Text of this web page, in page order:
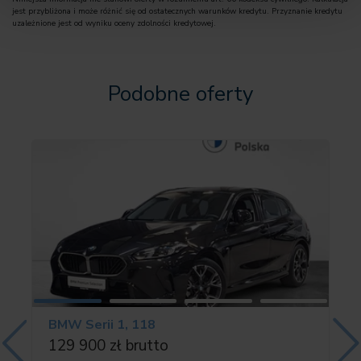
05AS Driving Assistant
05AV Active Guard
06AF Ustawowy numer awaryjny
08A1 Polska wersja językowa
08AT Literatura pokładowa, polski
08KA Termin wym.oleju 24 miesiące/30 000 km
08R3 ZAKRESY DODATKOWE COC
08R9 Czynnik chłodniczy R1234yf
08TF Aktywna ochrona pieszych
jest przybliżona i może różnić się od ostatecznych warunków kredytu. Przyznanie kredytu
uzależnione jest od wyniku oceny zdolności kredytowej.
Podobne oferty
BMW Serii 1, 118
129 900 zł brutto